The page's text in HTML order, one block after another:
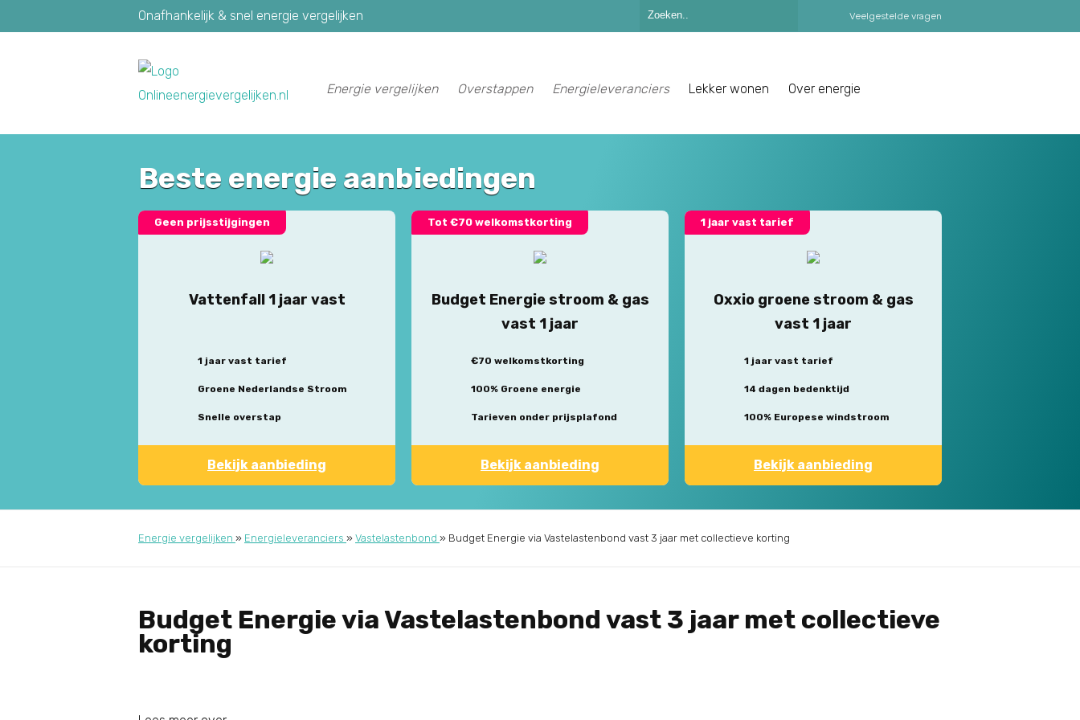
Onafhankelijk & snel energie vergelijken Veelgestelde vragen
Energie vergelijken Overstappen Energieleveranciers Lekker wonen Over energie
Beste energie aanbiedingen
Geen prijsstijgingen
Vattenfall 1 jaar vast
1 jaar vast tarief
Groene Nederlandse Stroom
Snelle overstap
Bekijk aanbieding
Tot €70 welkomstkorting
Budget Energie stroom & gas
vast 1 jaar
€70 welkomstkorting
100% Groene energie
Tarieven onder prijsplafond
Bekijk aanbieding
1 jaar vast tarief
Oxxio groene stroom & gas
vast 1 jaar
1 jaar vast tarief
14 dagen bedenktijd
100% Europese windstroom
Bekijk aanbieding
Energie vergelijken » Energieleveranciers » Vastelastenbond » Budget Energie via Vastelastenbond vast 3 jaar met collectieve korting
Budget Energie via Vastelastenbond vast 3 jaar met collectieve
korting